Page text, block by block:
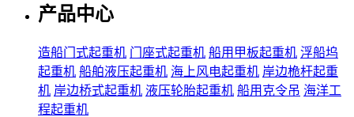
产品中心
造船门式起重机 门座式起重机 船用甲板起重机 浮船坞
起重机 船舶液压起重机 海上风电起重机 岸边桅杆起重
机 岸边桥式起重机 液压轮胎起重机 船用克令吊 海洋工
程起重机